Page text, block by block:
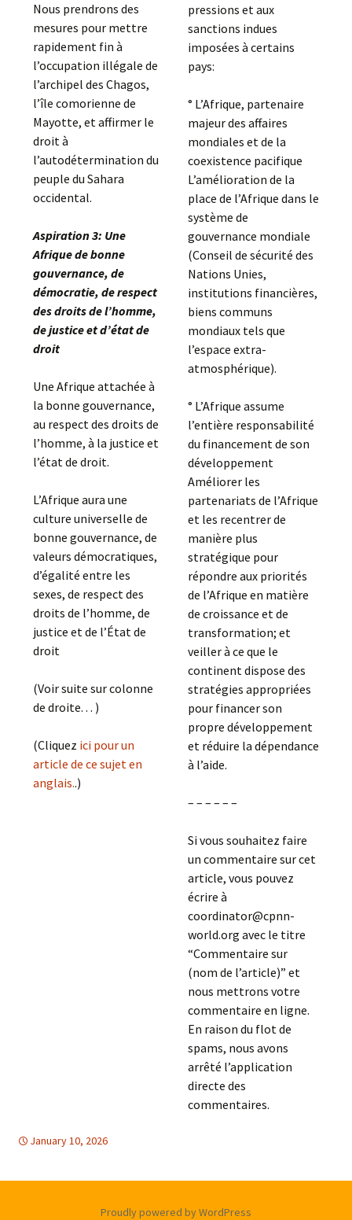
Nous prendrons des
mesures pour mettre
rapidement fin à
l’occupation illégale de
l’archipel des Chagos,
l’île comorienne de
Mayotte, et affirmer le
droit à
l’autodétermination du
peuple du Sahara
occidental.
Aspiration 3: Une
Afrique de bonne
gouvernance, de
démocratie, de respect
des droits de l’homme,
de justice et d’état de
droit
Une Afrique attachée à
la bonne gouvernance,
au respect des droits de
l’homme, à la justice et
l’état de droit.
L’Afrique aura une
culture universelle de
bonne gouvernance, de
valeurs démocratiques,
d’égalité entre les
sexes, de respect des
droits de l’homme, de
justice et de l’État de
droit
(Voir suite sur colonne
de droite. . . )
(Cliquez ici pour un
article de ce sujet en
anglais..)
pressions et aux
sanctions indues
imposées à certains
pays:
° L’Afrique, partenaire
majeur des affaires
mondiales et de la
coexistence pacifique
L’amélioration de la
place de l’Afrique dans le
système de
gouvernance mondiale
(Conseil de sécurité des
Nations Unies,
institutions financières,
biens communs
mondiaux tels que
l’espace extra-
atmosphérique).
° L’Afrique assume
l’entière responsabilité
du financement de son
développement
Améliorer les
partenariats de l’Afrique
et les recentrer de
manière plus
stratégique pour
répondre aux priorités
de l’Afrique en matière
de croissance et de
transformation; et
veiller à ce que le
continent dispose des
stratégies appropriées
pour financer son
propre développement
et réduire la dépendance
à l’aide.
– – – – – –
Si vous souhaitez faire
un commentaire sur cet
article, vous pouvez
écrire à
coordinator@cpnn-
world.org avec le titre
“Commentaire sur
(nom de l’article)” et
nous mettrons votre
commentaire en ligne.
En raison du flot de
spams, nous avons
arrêté l’application
directe des
commentaires.
January 10, 2026
Proudly powered by WordPress